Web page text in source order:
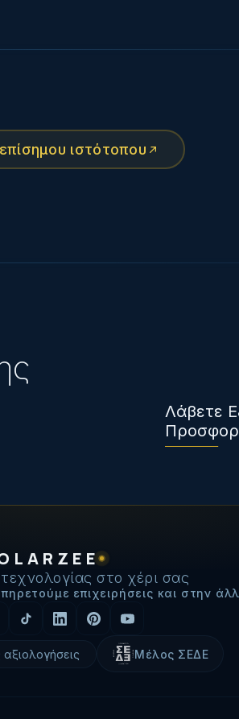
ιστότοπου
Λάβετε
στο χέρι σας
επιχειρήσεις και στην
αξιολογήσεις Μέλος ΣΕΔΕ